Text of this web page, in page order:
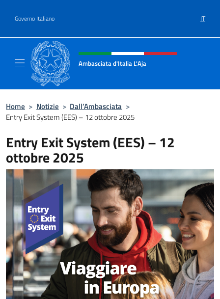
Governo Italiano IT
Intestazione sito, social e menù
Ambasciata d'Italia L'Aja
Home > Notizie > Dall’Ambasciata >
Entry Exit System (EES) – 12 ottobre 2025
Entry Exit System (EES) – 12
ottobre 2025